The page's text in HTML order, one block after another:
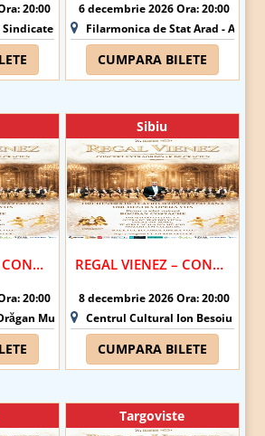
20:00
Oradea - Oradea
6 decembrie 2026 Ora: 20:00
Filarmonica de Stat Arad - Arad
CUMPARA BILETE
REGAL VIENEZ – CONCERT EXTRAORDINAR DE CRACIUN | DEVA
20:00
Muntean - Deva
Sibiu
REGAL VIENEZ – CONCERT EXTRAORDINAR DE CRACIUN | SIBIU
8 decembrie 2026 Ora: 20:00
Centrul Cultural Ion Besoiu
CUMPARA BILETE
Targoviste